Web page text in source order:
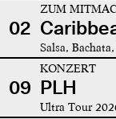
02
ZUM
Salsa,
09
KONZERT
PLH
Ultra Tour